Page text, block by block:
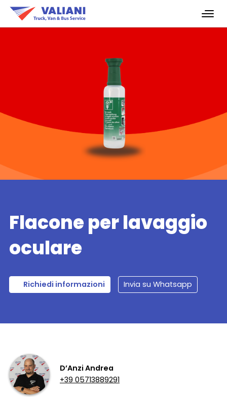
Flacone per lavaggio
oculare
Richiedi informazioni Invia su Whatsapp
D’Anzi Andrea
+39 05713889291